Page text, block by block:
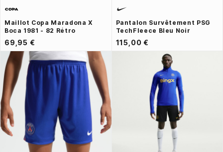
Maillot Copa Maradona X
Boca 1981 - 82 Rétro
69,95 €
Pantalon Survêtement PSG
TechFleece Bleu Noir
115,00 €